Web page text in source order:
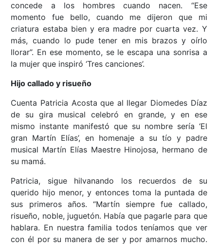
concede a los hombres cuando nacen. “Ese
momento fue bello, cuando me dijeron que mi
criatura estaba bien y era madre por cuarta vez. Y
más, cuando lo pude tener en mis brazos y oírlo
llorar”. En ese momento, se le escapa una sonrisa a
la mujer que inspiró ‘Tres canciones’.
Hijo callado y risueño
Cuenta Patricia Acosta que al llegar Diomedes Díaz
de su gira musical celebró en grande, y en ese
mismo instante manifestó que su nombre sería ‘El
gran Martín Elías’, en homenaje a su tío y padre
musical Martín Elías Maestre Hinojosa, hermano de
su mamá.
Patricia, sigue hilvanando los recuerdos de su
querido hijo menor, y entonces toma la puntada de
sus primeros años. “Martín siempre fue callado,
risueño, noble, juguetón. Había que pagarle para que
hablara. En nuestra familia todos teníamos que ver
con él por su manera de ser y por amarnos mucho.